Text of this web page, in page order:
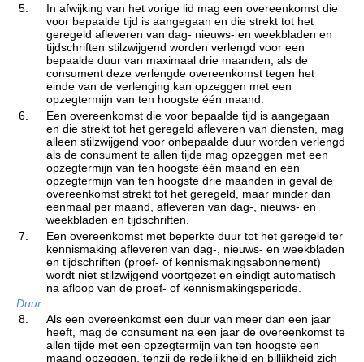
5.
In afwijking van het vorige lid mag een overeenkomst die
voor bepaalde tijd is aangegaan en die strekt tot het
geregeld afleveren van dag- nieuws- en weekbladen en
tijdschriften stilzwijgend worden verlengd voor een
bepaalde duur van maximaal drie maanden, als de
consument deze verlengde overeenkomst tegen het
einde van de verlenging kan opzeggen met een
opzegtermijn van ten hoogste één maand.
6.
Een overeenkomst die voor bepaalde tijd is aangegaan
en die strekt tot het geregeld afleveren van diensten, mag
alleen stilzwijgend voor onbepaalde duur worden verlengd
als de consument te allen tijde mag opzeggen met een
opzegtermijn van ten hoogste één maand en een
opzegtermijn van ten hoogste drie maanden in geval de
overeenkomst strekt tot het geregeld, maar minder dan
eenmaal per maand, afleveren van dag-, nieuws- en
weekbladen en tijdschriften.
7.
Een overeenkomst met beperkte duur tot het geregeld ter
kennismaking afleveren van dag-, nieuws- en weekbladen
en tijdschriften (proef- of kennismakingsabonnement)
wordt niet stilzwijgend voortgezet en eindigt automatisch
na afloop van de proef- of kennismakingsperiode.
Duur
8.
Als een overeenkomst een duur van meer dan een jaar
heeft, mag de consument na een jaar de overeenkomst te
allen tijde met een opzegtermijn van ten hoogste een
maand opzeggen, tenzij de redelijkheid en billijkheid zich